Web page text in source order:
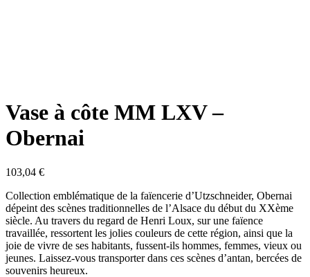
Vase à côte MM LXV –
Obernai
103,04 €
Collection emblématique de la faïencerie d’Utzschneider, Obernai
dépeint des scènes traditionnelles de l’Alsace du début du XXème
siècle. Au travers du regard de Henri Loux, sur une faïence
travaillée, ressortent les jolies couleurs de cette région, ainsi que la
joie de vivre de ses habitants, fussent-ils hommes, femmes, vieux ou
jeunes. Laissez-vous transporter dans ces scènes d’antan, bercées de
souvenirs heureux.